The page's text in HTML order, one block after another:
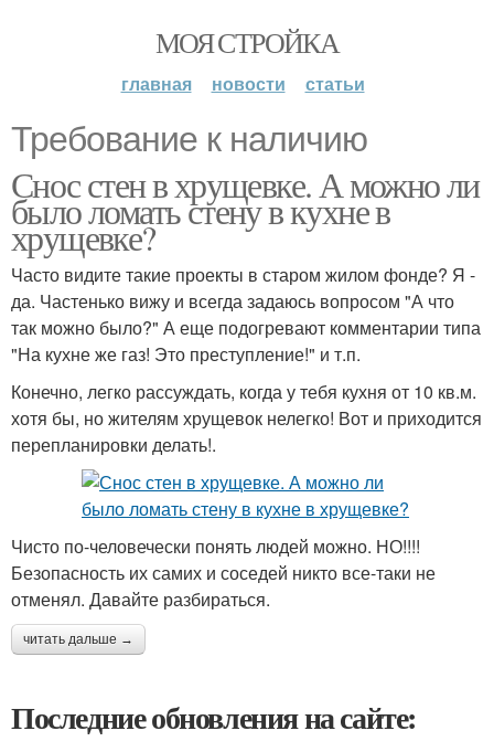
МОЯ СТРОЙКА
главная новости статьи
Требование к наличию
Снос стен в хрущевке. А можно ли
было ломать стену в кухне в
хрущевке?
Часто видите такие проекты в старом жилом фонде? Я -
да. Частенько вижу и всегда задаюсь вопросом "А что
так можно было?" А еще подогревают комментарии типа
"На кухне же газ! Это преступление!" и т.п.
Конечно, легко рассуждать, когда у тебя кухня от 10 кв.м.
хотя бы, но жителям хрущевок нелегко! Вот и приходится
перепланировки делать!.
Чисто по-человечески понять людей можно. НО!!!!
Безопасность их самих и соседей никто все-таки не
отменял. Давайте разбираться.
читать дальше →
Последние обновления на сайте: